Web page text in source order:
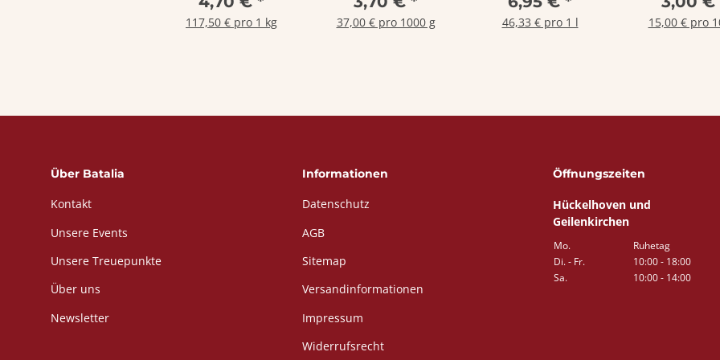
117,50 € pro 1 kg 37,00 € pro 1000 g 46,33 € pro 1 l 15,00 € pro
Über Batalia
Kontakt
Unsere Events
Unsere Treuepunkte
Über uns
Newsletter
Informationen
Datenschutz
AGB
Sitemap
Versandinformationen
Impressum
Widerrufsrecht
Öffnungszeiten
Hückelhoven und
Geilenkirchen
Mo.
Ruhetag
Di. - Fr.
10:00 - 18:00
Sa.
10:00 - 14:00